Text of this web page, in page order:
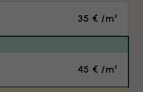
35 € /m²
45 € /m²